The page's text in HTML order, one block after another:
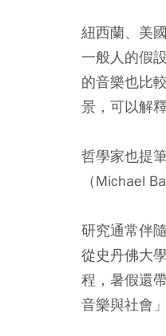
紐西蘭、美
一般人的假
的音樂也比
景，可以解
哲學家也提
（Michael
研究通常伴
從史丹佛大
程，暑假還
音樂與社會